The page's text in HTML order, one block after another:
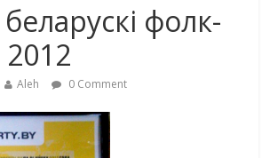
фолк-
Aleh 0 Comment